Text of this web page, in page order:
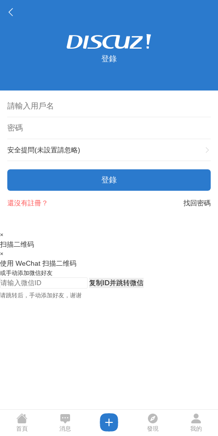
登錄
安全提問(未設置請忽略)
登錄
找回密碼
還沒有註冊？
×
扫描二维码
×
使用 WeChat 扫描二维码
或手动添加微信好友
复制ID并跳转微信
请跳转后，手动添加好友，谢谢
首頁 消息 發現 我的